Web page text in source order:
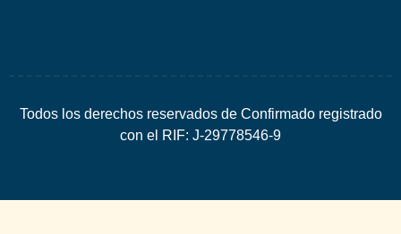
Todos los derechos reservados de Confirmado registrado
con el RIF: J-29778546-9